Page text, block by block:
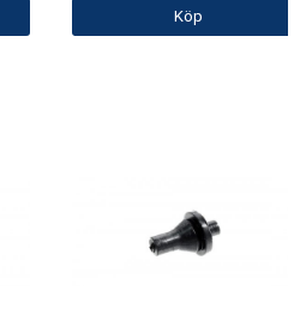
Köp